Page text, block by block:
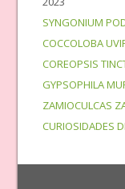
SYNGONIUM
COCCOLOBA
COREOPSIS
GYPSOPHILA
ZAMIOCULCAS
CURIOSIDADES